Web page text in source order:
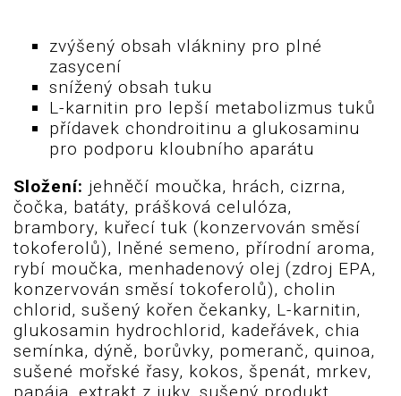
zvýšený obsah vlákniny pro plné
zasycení
snížený obsah tuku
L-karnitin pro lepší metabolizmus tuků
přídavek chondroitinu a glukosaminu
pro podporu kloubního aparátu
Složení: jehněčí moučka, hrách, cizrna,
čočka, batáty, prášková celulóza,
brambory, kuřecí tuk (konzervován směsí
tokoferolů), lněné semeno, přírodní aroma,
rybí moučka, menhadenový olej (zdroj EPA,
konzervován směsí tokoferolů), cholin
chlorid, sušený kořen čekanky, L-karnitin,
glukosamin hydrochlorid, kadeřávek, chia
semínka, dýně, borůvky, pomeranč, quinoa,
sušené mořské řasy, kokos, špenát, mrkev,